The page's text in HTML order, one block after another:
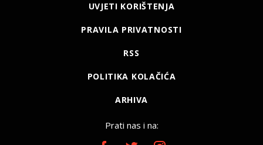
UVJETI KORIŠTENJA
PRAVILA PRIVATNOSTI
RSS
POLITIKA KOLAČIĆA
ARHIVA
Prati nas i na: